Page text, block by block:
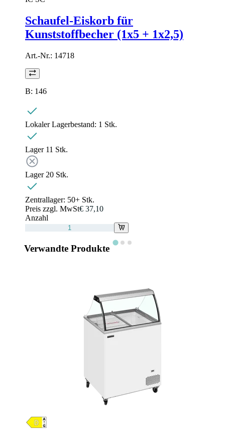
Schaufel-Eiskorb für
Kunststoffbecher (1x5 + 1x2,5)
Art.-Nr.: 14718
B: 146
Lokaler Lagerbestand: 1 Stk.
Lager 11 Stk.
Lager 20 Stk.
Zentrallager: 50+ Stk.
Preis zzgl. MwSt€ 37,10
Anzahl
Verwandte Produkte